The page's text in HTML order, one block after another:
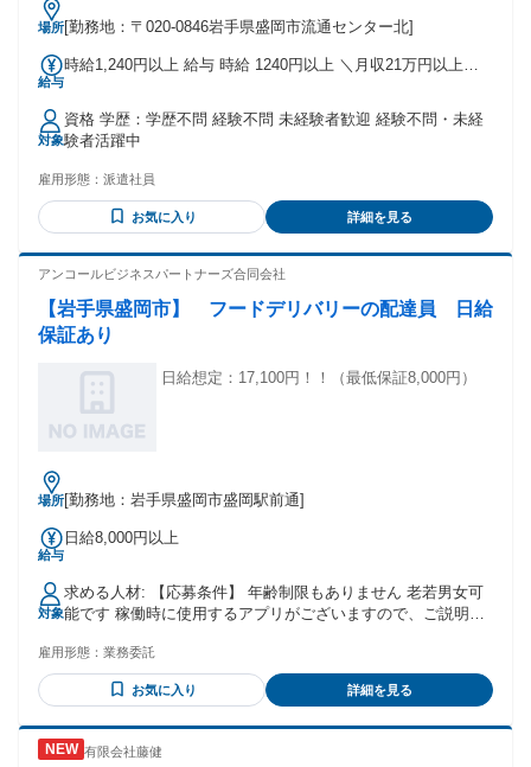
場所[勤務地：〒020-0846岩手県盛岡市流通センター北]
給与
時給1,240円以上 給与 時給 1240円以上 ＼月収21万円以上～
交通費を規定支給 【前払い制度あり】 時給×稼働時間分の
内、1000円単位で申請可能！ 申請日から最短当日中に受取可
対象
資格 学歴：学歴不問 経験不問 未経験者歓迎 経験不問・未経
験者活躍中
雇用形態： 派遣社員
お気に入り 詳細を見る
アンコールビジネスパートナーズ合同会社
【岩手県盛岡市】 フードデリバリーの配達員 日給
保証あり
日給想定：17,100円！！（最低保証8,000円）
場所[勤務地：岩手県盛岡市盛岡駅前通]
給与
日給8,000円以上
対象
求める人材: 【応募条件】 年齢制限もありません 老若男女可
能です 稼働時に使用するアプリがございますので、ご説明致
雇用形態： 業務委託
お気に入り 詳細を見る
有限会社藤健